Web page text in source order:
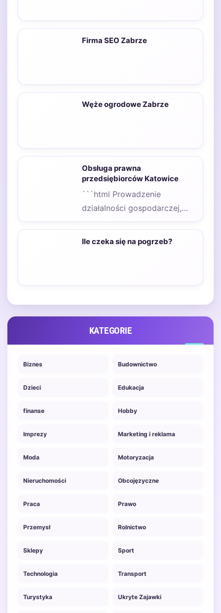
Firma SEO Zabrze
Węże ogrodowe Zabrze
Obsługa prawna
przedsiębiorców Katowice
```html Prowadzenie
działalności gospodarczej,
zwłaszcza w dynamicznym
środowisku Katowic, wiąże się
Ile czeka się na pogrzeb?
KATEGORIE
Biznes Budownictwo
Dzieci Edukacja
finanse Hobby
Imprezy Marketing i reklama
Moda Motoryzacja
Nieruchomości Obcojęzyczne
Praca Prawo
Przemysł Rolnictwo
Sklepy Sport
Technologia Transport
Turystyka Ukryte Zajawki